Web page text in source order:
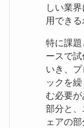
しい業
用できる
特に課
ースで
いき、
ックを
む必要
部分と
ェアの